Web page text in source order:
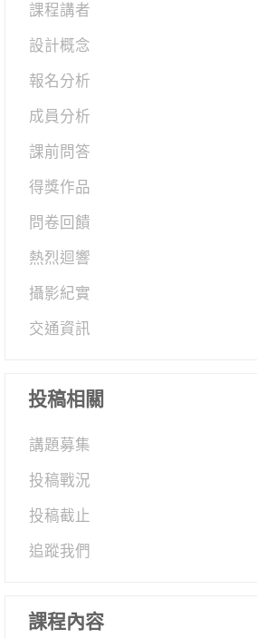
課程講者
設計概念
報名分析
成員分析
課前問答
得獎作品
問卷回饋
熱烈迴響
攝影紀實
交通資訊
投稿相關
講題募集
投稿戰況
投稿截止
追蹤我們
課程內容